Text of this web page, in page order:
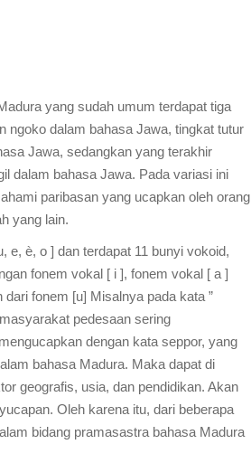
yang sudah umum terdapat tiga
ngoko dalam bahasa Jawa, tingkat tutur
Jawa, sedangkan yang terakhir
dalam bahasa Jawa. Pada variasi ini
paribasan yang ucapkan oleh orang
yang lain.
e, è, o ] dan terdapat 11 bunyi vokoid,
fonem [u] Misalnya pada kata ”
pedesaan sering
dengan kata seppor, yang
bahasa Madura. Maka dapat di
geografis, usia, dan pendidikan. Akan
Oleh karena itu, dari beberapa
bidang pramasastra bahasa Madura